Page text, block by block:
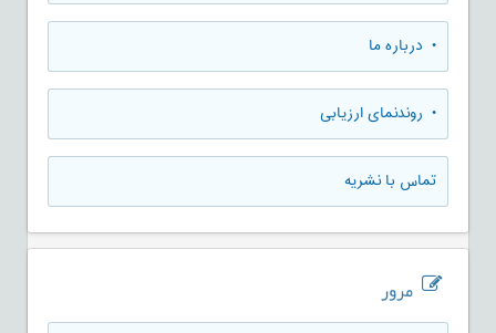
• درباره ما
• روندنمای ارزيابی
تماس با نشریه
مرور